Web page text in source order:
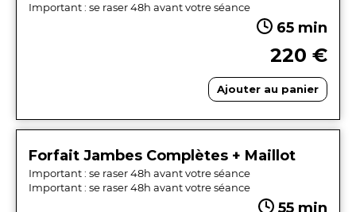
Important : se raser 48h avant votre séance
65 min
220 €
Ajouter au panier
Forfait Jambes Complètes + Maillot
Important : se raser 48h avant votre séance
Important : se raser 48h avant votre séance
55 min